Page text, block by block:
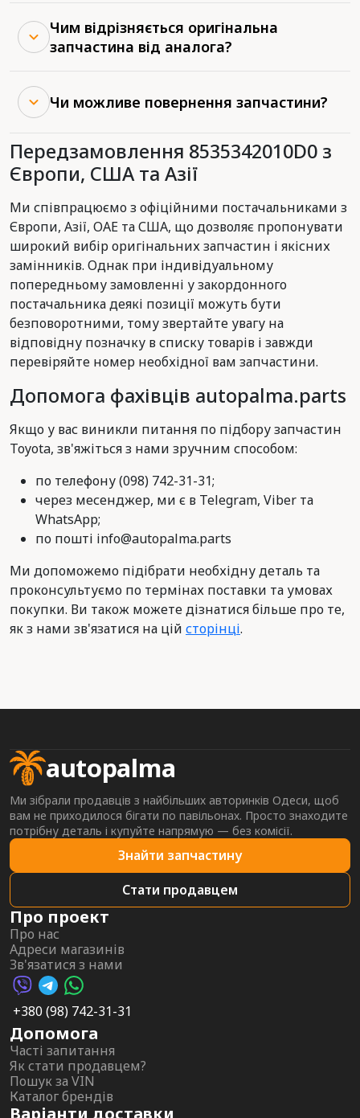
Чим відрізняється оригінальна
запчастина від аналога?
Чи можливе повернення запчастини?
Передзамовлення 8535342010D0 з
Європи, США та Азії
Ми співпрацюємо з офіційними постачальниками з
Європи, Азії, ОАЕ та США, що дозволяє пропонувати
широкий вибір оригінальних запчастин і якісних
замінників. Однак при індивідуальному
попередньому замовленні у закордонного
постачальника деякі позиції можуть бути
безповоротними, тому звертайте увагу на
відповідну позначку в списку товарів і завжди
перевіряйте номер необхідної вам запчастини.
Допомога фахівців autopalma.parts
Якщо у вас виникли питання по підбору запчастин
Toyota, зв'яжіться з нами зручним способом:
по телефону (098) 742-31-31;
через месенджер, ми є в Telegram, Viber та
WhatsApp;
по пошті info@autopalma.parts
Ми допоможемо підібрати необхідну деталь та
проконсультуємо по термінах поставки та умовах
покупки. Ви також можете дізнатися більше про те,
як з нами зв'язатися на цій сторінці.
autopalma
Ми зібрали продавців з найбільших авторинків Одеси, щоб
вам не приходилося бігати по павільонах. Просто знаходите
потрібну деталь і купуйте напрямую — без комісії.
Знайти запчастину
Стати продавцем
Про проект
Про нас
Адреси магазинів
Зв'язатися з нами
Viber AutoPalma
Telegram AutoPalma
WhatsApp AutoPalma
+380 (98) 742-31-31
Допомога
Часті запитання
Як стати продавцем?
Пошук за VIN
Каталог брендів
Варіанти доставки